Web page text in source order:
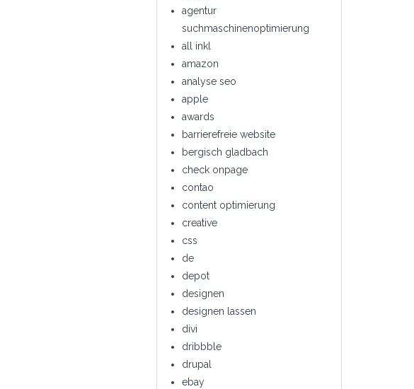
agentur
suchmaschinenoptimierung
all inkl
amazon
analyse seo
apple
awards
barrierefreie website
bergisch gladbach
check onpage
contao
content optimierung
creative
css
de
depot
designen
designen lassen
divi
dribbble
drupal
ebay